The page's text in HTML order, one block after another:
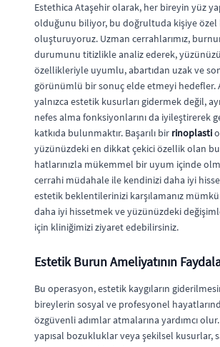
Estethica Ataşehir olarak, her bireyin yüz
olduğunu biliyor, bu doğrultuda kişiye özel
oluşturuyoruz. Uzman cerrahlarımız,
durumunu titizlikle analiz ederek,
özellikleriyle uyumlu, abartıdan uzak ve
görünümlü bir sonuç elde etmeyi hedefler.
yalnızca estetik kusurları gidermek değil,
nefes alma fonksiyonlarını da iyileştirerek
katkıda bulunmaktır. Başarılı bir rinoplasti
yüzünüzdeki en dikkat çekici özellik olan
hatlarınızla mükemmel bir uyum içinde
cerrahi müdahale ile kendinizi daha iyi
estetik beklentilerinizi karşılamanız
daha iyi hissetmek ve yüzünüzdeki
için kliniğimizi ziyaret edebilirsiniz.
Estetik Burun Ameliyatının
Bu operasyon, estetik kaygıların
bireylerin sosyal ve profesyonel
özgüvenli adımlar atmalarına yardımcı
yapısal bozukluklar veya şekilsel kusurlar,